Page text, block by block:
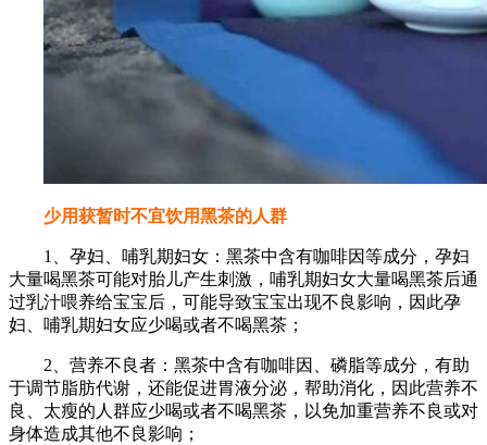
少用获暂时不宜饮用黑茶的人群
1、孕妇、哺乳期妇女：黑茶中含有咖啡因等成分，孕妇
大量喝黑茶可能对胎儿产生刺激，哺乳期妇女大量喝黑茶后通
过乳汁喂养给宝宝后，可能导致宝宝出现不良影响，因此孕
妇、哺乳期妇女应少喝或者不喝黑茶；
2、营养不良者：黑茶中含有咖啡因、磷脂等成分，有助
于调节脂肪代谢，还能促进胃液分泌，帮助消化，因此营养不
良、太瘦的人群应少喝或者不喝黑茶，以免加重营养不良或对
身体造成其他不良影响；